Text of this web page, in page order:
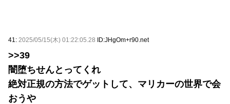
41: 2025/05/15(木) 01:22:05.28 ID:JHgOm+r90.net
>>39
闇堕ちせんとってくれ
絶対正規の方法でゲットして、マリカーの世界で会
おうや